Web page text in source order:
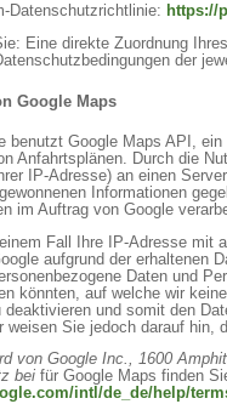
Datenschutzrichtlinie: https://
Eine direkte Zuordnung
der
Google Maps
benutzt Google Maps API,
Anfahrtsplänen. Durch die
IP-Adresse) an einen
Informationen
im Auftrag von Google
Fall Ihre IP-Adresse mit
aufgrund der erhaltenen
Daten und
könnten, auf welche wir
deaktivieren und somit den
weisen Sie jedoch darauf hin,
von Google Inc., 1600
bei für Google Maps finden
intl/de_de/help/